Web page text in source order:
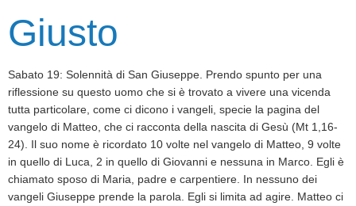
Giusto
Sabato 19: Solennità di San Giuseppe. Prendo spunto per una
riflessione su questo uomo che si è trovato a vivere una vicenda
tutta particolare, come ci dicono i vangeli, specie la pagina del
vangelo di Matteo, che ci racconta della nascita di Gesù (Mt 1,16-
24). Il suo nome è ricordato 10 volte nel vangelo di Matteo, 9 volte
in quello di Luca, 2 in quello di Giovanni e nessuna in Marco. Egli è
chiamato sposo di Maria, padre e carpentiere. In nessuno dei
vangeli Giuseppe prende la parola. Egli si limita ad agire. Matteo ci